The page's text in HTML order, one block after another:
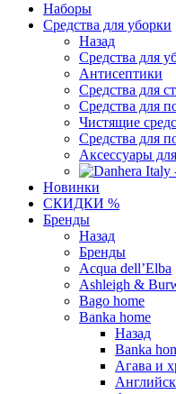
Наборы
Средства для уборки
Назад
Средства для
Антисептики
Средства для
Средства для
Чистящие
Средства для
Аксессуары
Новинки
СКИДКИ %
Бренды
Назад
Бренды
Acqua dell’Elba
Ashleigh &
Bago home
Banka home
Назад
Banka
Агава и